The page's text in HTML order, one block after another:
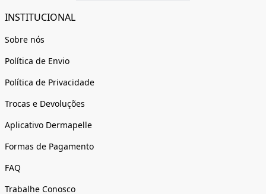
INSTITUCIONAL
Sobre nós
Política de Envio
Política de Privacidade
Trocas e Devoluções
Aplicativo Dermapelle
Formas de Pagamento
FAQ
Trabalhe Conosco